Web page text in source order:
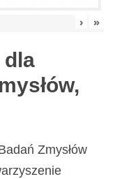
› »
dla
Zmysłów